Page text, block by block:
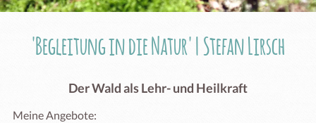
'Begleitung in die Natur' | Stefan Lirsch
Der Wald als Lehr- und Heilkraft
Meine Angebote: